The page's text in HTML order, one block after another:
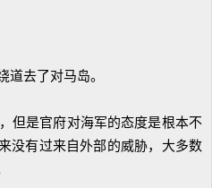
去了对马岛。
但是官府对海军的态度是根本不
没有过来自外部的威胁，大多数